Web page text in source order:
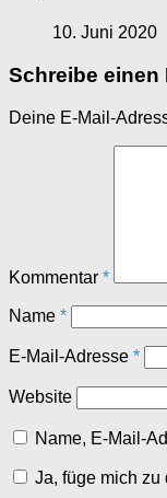
10. Juni 2020
Schreibe einen
Deine E-Mail-
Kommentar *
Name *
E-Mail-Adresse *
Website
Name, E-Mail-
Ja, füge mich